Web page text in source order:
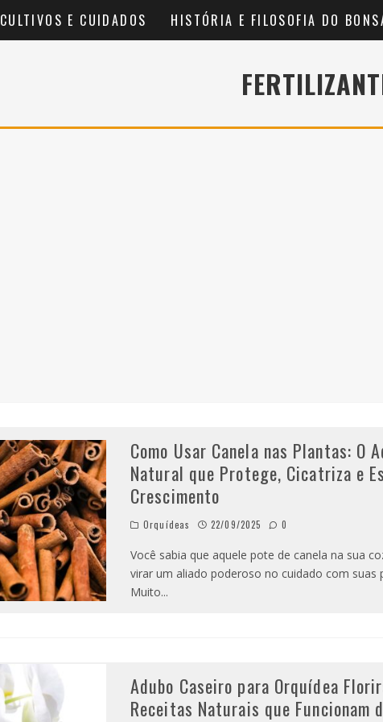
CULTIVOS E CUIDADOS HISTÓRIA E FILOSOFIA DO
Como Usar Canela nas Plantas: O
Natural que Protege, Cicatriza e
Crescimento
Orquídeas 22/09/2025 0
Você sabia que aquele pote de canela na sua
virar um aliado poderoso no cuidado com suas
Muito...
Adubo Caseiro para Orquídea
Receitas Naturais que Funcionam